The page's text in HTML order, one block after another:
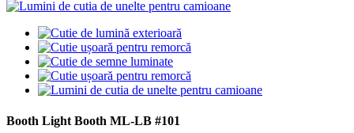
Booth Light Booth ML-LB #101